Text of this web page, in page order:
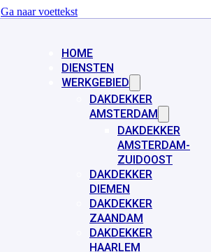
Ga naar voettekst
HOME
DIENSTEN
WERKGEBIED
DAKDEKKER
AMSTERDAM
DAKDEKKER
AMSTERDAM-
ZUIDOOST
DAKDEKKER
DIEMEN
DAKDEKKER
ZAANDAM
DAKDEKKER
HAARLEM